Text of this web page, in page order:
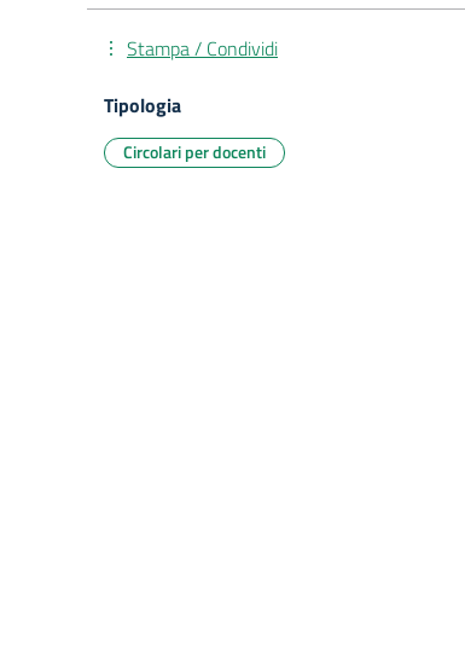
Stampa / Condividi
Tipologia
Circolari per docenti